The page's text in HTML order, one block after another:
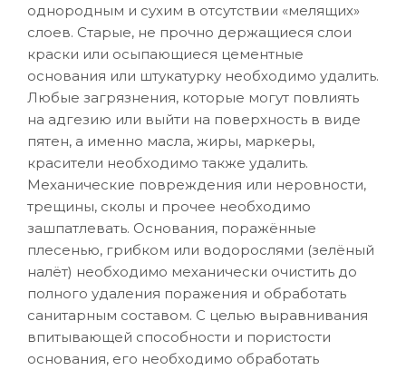
однородным и сухим в отсутствии «мелящих»
слоев. Старые, не прочно держащиеся слои
краски или осыпающиеся цементные
основания или штукатурку необходимо удалить.
Любые загрязнения, которые могут повлиять
на адгезию или выйти на поверхность в виде
пятен, а именно масла, жиры, маркеры,
красители необходимо также удалить.
Механические повреждения или неровности,
трещины, сколы и прочее необходимо
зашпатлевать. Основания, поражённые
плесенью, грибком или водорослями (зелёный
налёт) необходимо механически очистить до
полного удаления поражения и обработать
санитарным составом. С целью выравнивания
впитывающей способности и пористости
основания, его необходимо обработать